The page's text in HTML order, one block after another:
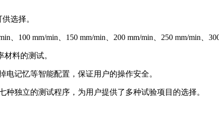
选择。
、100 mm/min、150 mm/min、200 mm/min、250 mm/min、
料的测试。
电记忆等智能配置，保证用户的操作安全。
种独立的测试程序，为用户提供了多种试验项目的选择。